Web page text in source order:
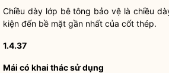
Chiều dày lớp bê tông bảo vệ là chiều
kiện đến bề mặt gần nhất của cốt thép.
1.4.37
Mái có khai thác sử dụng